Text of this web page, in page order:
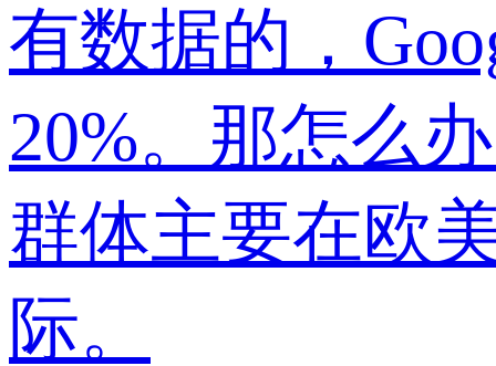
有数据的，
20%。那怎么
群体主要在欧
际。